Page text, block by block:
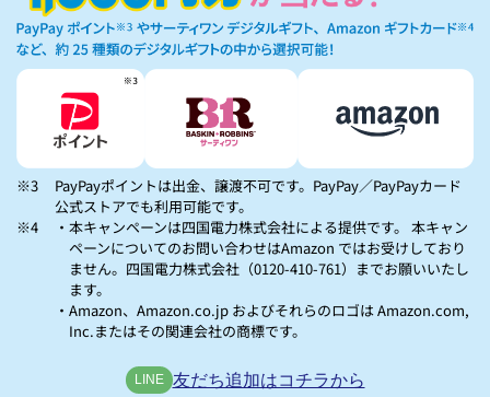
※3
PayPayポイントは出金、譲渡不可です。PayPay／PayPayカード
公式ストアでも利用可能です。
※4
・本キャンペーンは四国電力株式会社による提供です。 本キャン
ペーンについてのお問い合わせはAmazon ではお受けしており
ません。四国電力株式会社（0120-410-761）までお願いいたし
ます。
・Amazon、Amazon.co.jp およびそれらのロゴは Amazon.com,
Inc.またはその関連会社の商標です。
LINE 友だち追加はコチラから